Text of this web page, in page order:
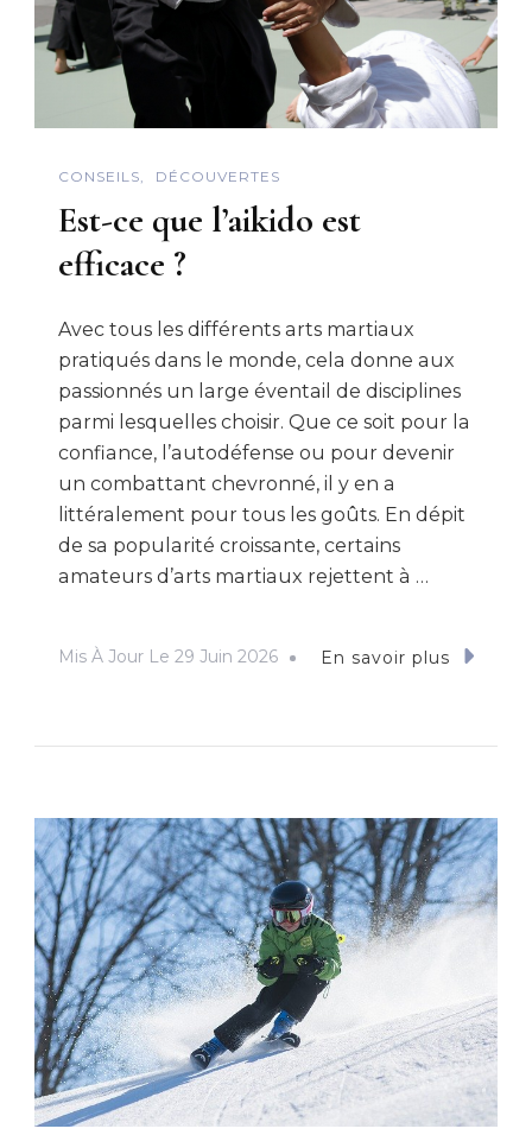
CONSEILS DÉCOUVERTES
Est-ce que l’aikido est
efficace ?
Avec tous les différents arts martiaux
pratiqués dans le monde, cela donne aux
passionnés un large éventail de disciplines
parmi lesquelles choisir. Que ce soit pour la
confiance, l’autodéfense ou pour devenir
un combattant chevronné, il y en a
littéralement pour tous les goûts. En dépit
de sa popularité croissante, certains
amateurs d’arts martiaux rejettent à …
Mis À Jour Le 29 Juin 2026 En savoir plus